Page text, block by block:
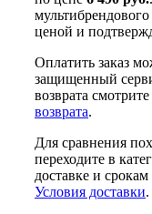
ценой и
Оплатить заказ
защищенный
возврата
возврата.
Для сравнения
переходите в
доставке и
Условия доставки.